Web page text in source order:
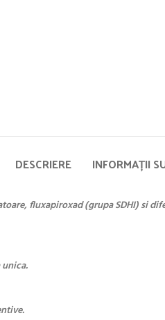
DESCRIERE INFORMAȚII
fluxapiroxad (grupa SDHI) si